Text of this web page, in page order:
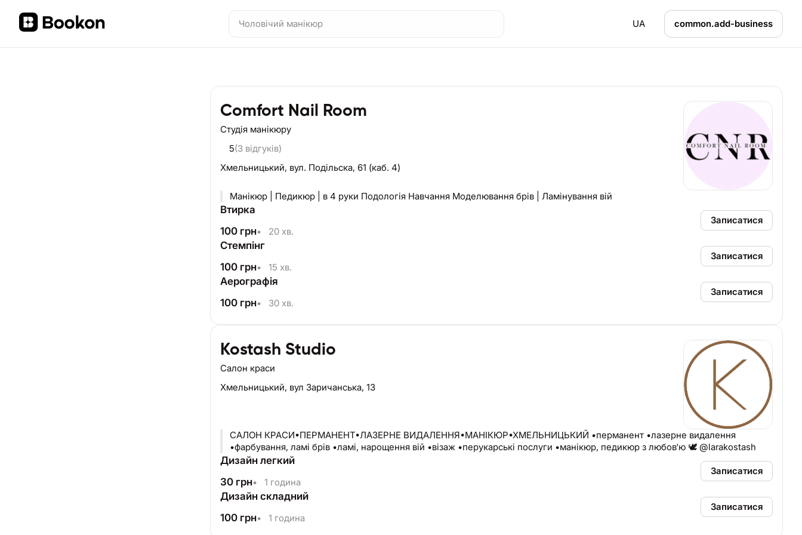
UA common.add-business
Comfort Nail Room
Студія манікюру
5(3 відгуків)
Хмельницький, вул. Подільска, 61 (каб. 4)
Манікюр | Педикюр | в 4 руки Подологія Навчання Моделювання брів | Ламінування вій
Втирка
100 грн• 20 хв.
Записатися
Стемпінг
100 грн• 15 хв.
Записатися
Аерографія
100 грн• 30 хв.
Записатися
Kostash Studio
Салон краси
Хмельницький, вул Заричанська, 13
САЛОН КРАСИ•ПЕРМАНЕНТ•ЛАЗЕРНЕ ВИДАЛЕННЯ•МАНІКЮР•ХМЕЛЬНИЦЬКИЙ •перманент •лазерне видалення
•фарбування, ламі брів •ламі, нарощення вій •візаж •перукарські послуги •манікюр, педикюр з любов‘ю 🕊 @larakostash
Дизайн легкий
30 грн• 1 година
Записатися
Дизайн складний
100 грн• 1 година
Записатися